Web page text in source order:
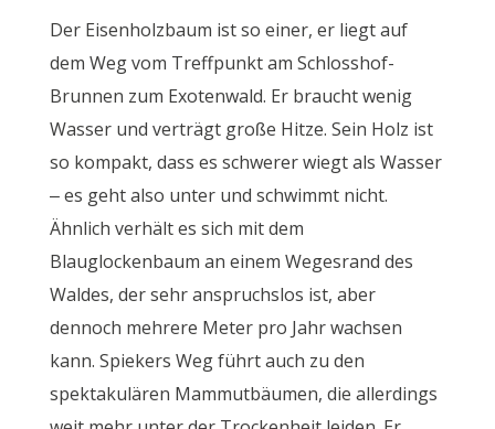
Der Eisenholzbaum ist so einer, er liegt auf
dem Weg vom Treffpunkt am Schlosshof-
Brunnen zum Exotenwald. Er braucht wenig
Wasser und verträgt große Hitze. Sein Holz ist
so kompakt, dass es schwerer wiegt als Wasser
– es geht also unter und schwimmt nicht.
Ähnlich verhält es sich mit dem
Blauglockenbaum an einem Wegesrand des
Waldes, der sehr anspruchslos ist, aber
dennoch mehrere Meter pro Jahr wachsen
kann. Spiekers Weg führt auch zu den
spektakulären Mammutbäumen, die allerdings